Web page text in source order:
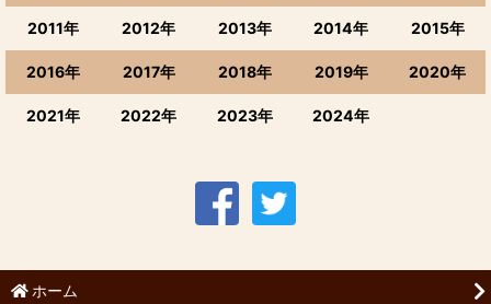
2011年 2012年 2013年 2014年 2015年
2016年 2017年 2018年 2019年 2020年
2021年 2022年 2023年 2024年
ホーム